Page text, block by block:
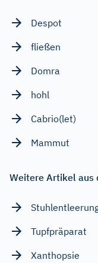
Despot
fließen
Domra
hohl
Cabrio(let)
Mammut
Weitere Artikel aus
Tupfpräparat
Xanthopsie